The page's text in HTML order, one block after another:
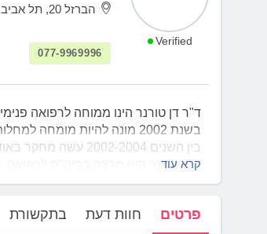
Verified
הברזל 20, תל אביב יפו
077-9969996
ד"ר דן טורנר הינו ממוחה לרפואה
בשנת 2002 מונה להיות מומחה למחלות זיהומיות, ואז התחיל לעבוד כרופא בכיר ביחידה של המחלות הזיהומיות.
בין השנים 2002-2004 עשה מחקר באודות עמידות נגיפי HIV לתרופות, באוניברסיטת MCGILL, מונטריאול, קנדה.
ד"ר טורנר הינו מרצה בביה"ס לרפואה,
כמו כן, פרסם כחמישים מאמרים
משנת 2004 מעניק ד"ר טורנר ייעוצים במחלות זיהומיות בבית חולים אסותא ומרכזים פרטיים אחרים.
קרא עוד
פרטים חוות דעת בתקשורת